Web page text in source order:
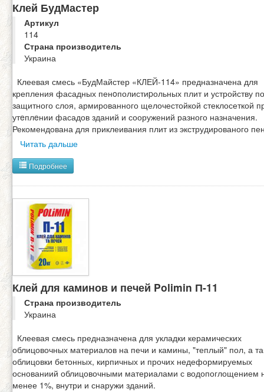
Клей БудМастер
Артикул
114
Страна производитель
Украина
Клеевая смесь «БудМайстер «КЛЕЙ-114» предназначена для
крепления фасадных пенoполистиpольных плит и устройству
защитного слоя, армированного щелочестойкой стеклосеткой
утeплeнии фасадов зданий и сооружений разного назначения.
Рекомендована для приклеивания плит из экструдированого
Читать дальше
Подробнее
Клей для каминов и печей Polimin П-11
Страна производитель
Украина
Клеевая смесь предназначена для укладки керамических
облицовочных материалов на печи и камины, "теплый" пол, а
облицовки бетонных, кирпичных и прочих недеформируемых
основаниий облицовочными материалами с водопоглощением
менее 1%, внутри и снаружи зданий.